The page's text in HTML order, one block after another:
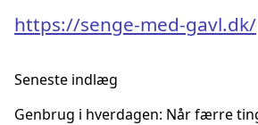
https://senge-med-gavl.dk/
Seneste indlæg
Genbrug i hverdagen: Når færre